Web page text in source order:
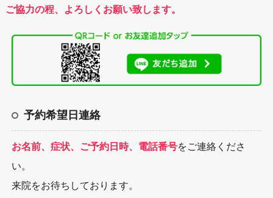
ご協力の程、よろしくお願い致します。
予約希望日連絡
お名前、症状、ご予約日時、電話番号をご連絡くださ
い。
来院をお待ちしております。